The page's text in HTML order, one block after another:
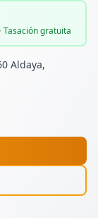
Tasación gratuita
Aldaya,